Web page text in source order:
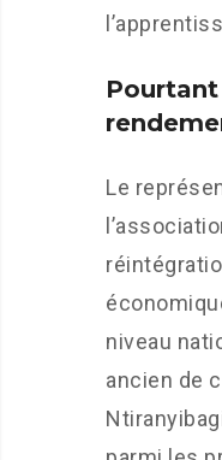
Le
niveau
ancien de